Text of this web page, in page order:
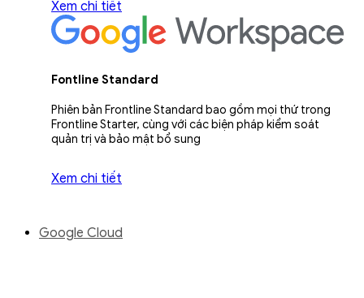
Xem chi tiết
Fontline Standard
Phiên bản Frontline Standard bao gồm mọi thứ trong
Frontline Starter, cùng với các biện pháp kiểm soát
quản trị và bảo mật bổ sung
Xem chi tiết
Google Cloud